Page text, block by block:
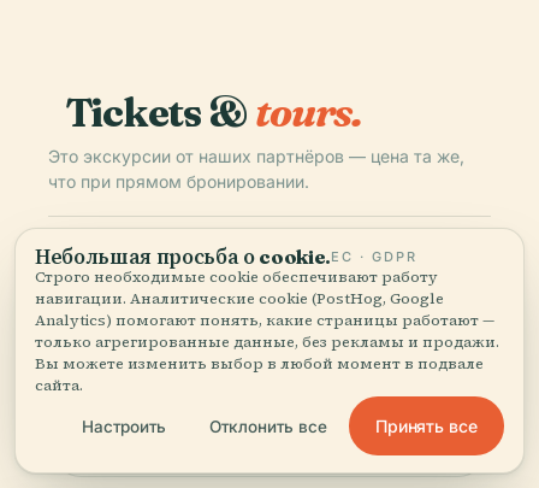
Tickets &tours.
Это экскурсии от наших партнёров — цена та же,
что при прямом бронировании.
VIATOR МГНОВЕННО
Rome Food & Wine Tour: 15 tastings in
Trastevere & charming spots
4.9 (3,301)
от €73
Небольшая просьба о cookie.ЕС · GDPR
Строго необходимые cookie обеспечивают работу
навигации. Аналитические cookie (PostHog, Google
Analytics) помогают понять, какие страницы работают —
только агрегированные данные, без рекламы и продажи.
Вы можете изменить выбор в любой момент в подвале
сайта.
Настроить Отклонить все Принять все